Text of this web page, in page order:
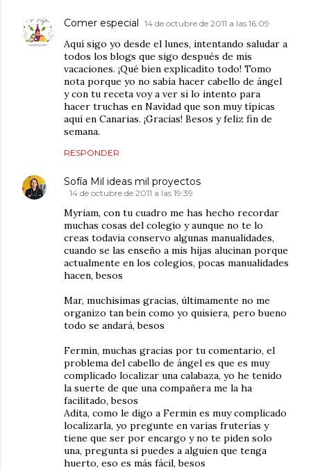
Comer especial 14 de octubre de 2011 a las 16:09
Aquí sigo yo desde el lunes, intentando saludar a
todos los blogs que sigo después de mis
vacaciones. ¡Qué bien explicadito todo! Tomo
nota porque yo no sabía hacer cabello de ángel
y con tu receta voy a ver si lo intento para
hacer truchas en Navidad que son muy típicas
aquí en Canarias. ¡Gracias! Besos y feliz fin de
semana.
RESPONDER
Sofía Mil ideas mil proyectos
14 de octubre de 2011 a las 19:39
Myriam, con tu cuadro me has hecho recordar
muchas cosas del colegio y aunque no te lo
creas todavia conservo algunas manualidades,
cuando se las enseño a mis hijas alucinan porque
actualmente en los colegios, pocas manualidades
hacen, besos
Mar, muchisimas gracias, últimamente no me
organizo tan bein como yo quisiera, pero bueno
todo se andará, besos
Fermin, muchas gracias por tu comentario, el
problema del cabello de ángel es que es muy
complicado localizar una calabaza, yo he tenido
la suerte de que una compañera me la ha
facilitado, besos
Adita, como le digo a Fermin es muy complicado
localizarla, yo pregunte en varias fruterías y
tiene que ser por encargo y no te piden solo
una, pregunta si puedes a alguien que tenga
huerto, eso es más fácil, besos